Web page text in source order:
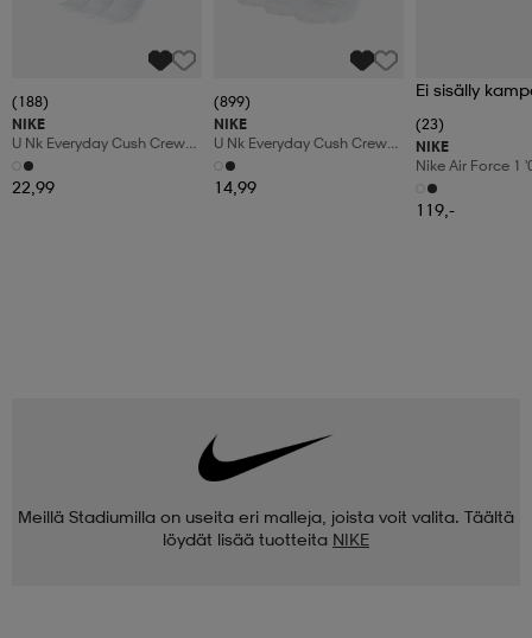
(188)
NIKE
U Nk Everyday Cush Crew
6pr-Bd
22,99
(899)
NIKE
U Nk Everyday Cush Crew
3pr
14,99
Ei sisälly
(23)
NIKE
Nike Air Force 1
Shoes
119,-
Meillä Stadiumilla on useita eri malleja, joista voit valita. Täältä
löydät lisää tuotteita NIKE